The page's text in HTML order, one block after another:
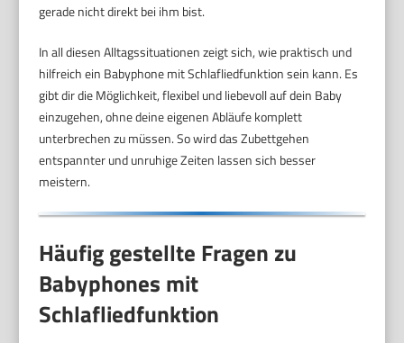
gerade nicht direkt bei ihm bist.
In all diesen Alltagssituationen zeigt sich, wie praktisch und
hilfreich ein Babyphone mit Schlafliedfunktion sein kann. Es
gibt dir die Möglichkeit, flexibel und liebevoll auf dein Baby
einzugehen, ohne deine eigenen Abläufe komplett
unterbrechen zu müssen. So wird das Zubettgehen
entspannter und unruhige Zeiten lassen sich besser
meistern.
Häufig gestellte Fragen zu
Babyphones mit
Schlafliedfunktion